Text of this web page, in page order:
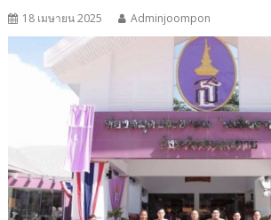
18 เมษายน 2025 Adminjoompon